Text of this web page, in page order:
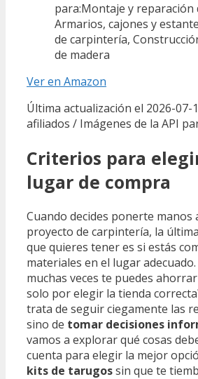
para:Montaje y reparación
Armarios, cajones y
de carpintería,
de madera
Ver en Amazon
Última actualización el 2026-07-
afiliados / Imágenes de la API
Criterios para
lugar de compra
Cuando decides ponerte manos
proyecto de carpintería, la
que quieres tener es si estás
materiales en el lugar adecuado.
muchas veces te puedes
solo por elegir la tienda
trata de seguir ciegamente las
sino de tomar decisiones
vamos a explorar qué cosas
cuenta para elegir la mejor
kits de tarugossin que te